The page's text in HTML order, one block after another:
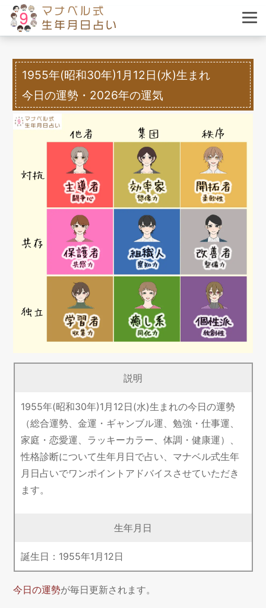
1955年(昭和30年)1月12日(水)生まれ
今日の運勢・2026年の運気
説明
1955年(昭和30年)1月12日(水)生まれの今日の運勢
（総合運勢、金運・ギャンブル運、勉強・仕事運、
家庭・恋愛運、ラッキーカラー、体調・健康運）、
性格診断について生年月日で占い、マナベル式生年
月日占いでワンポイントアドバイスさせていただき
ます。
生年月日
誕生日： 1955年1 月 12日
今日の運勢が毎日更新されます。